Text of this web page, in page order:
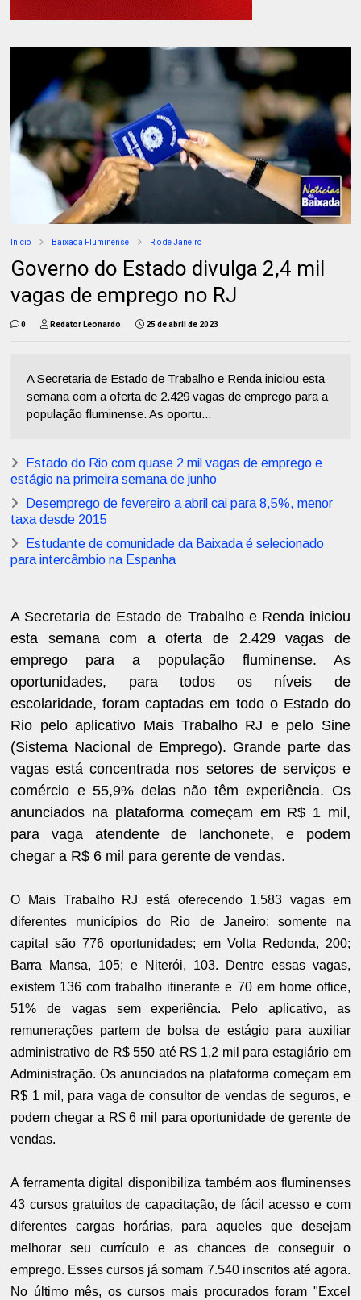
Início Baixada Fluminense Rio de Janeiro
Governo do Estado divulga 2,4 mil
vagas de emprego no RJ
0 Redator Leonardo 25 de abril de 2023
A Secretaria de Estado de Trabalho e Renda iniciou esta
semana com a oferta de 2.429 vagas de emprego para a
população fluminense. As oportu...
Estado do Rio com quase 2 mil vagas de emprego e
estágio na primeira semana de junho
Desemprego de fevereiro a abril cai para 8,5%, menor
taxa desde 2015
Estudante de comunidade da Baixada é selecionado
para intercâmbio na Espanha
A Secretaria de Estado de Trabalho e Renda iniciou
esta semana com a oferta de 2.429 vagas de
emprego para a população fluminense. As
oportunidades, para todos os níveis de
escolaridade, foram captadas em todo o Estado do
Rio pelo aplicativo Mais Trabalho RJ e pelo Sine
(Sistema Nacional de Emprego). Grande parte das
vagas está concentrada nos setores de serviços e
comércio e 55,9% delas não têm experiência. Os
anunciados na plataforma começam em R$ 1 mil,
para vaga atendente de lanchonete, e podem
chegar a R$ 6 mil para gerente de vendas.
O Mais Trabalho RJ está oferecendo 1.583 vagas em
diferentes municípios do Rio de Janeiro: somente na
capital são 776 oportunidades; em Volta Redonda, 200;
Barra Mansa, 105; e Niterói, 103. Dentre essas vagas,
existem 136 com trabalho itinerante e 70 em home office,
51% de vagas sem experiência. Pelo aplicativo, as
remunerações partem de bolsa de estágio para auxiliar
administrativo de R$ 550 até R$ 1,2 mil para estagiário em
Administração. Os anunciados na plataforma começam em
R$ 1 mil, para vaga de consultor de vendas de seguros, e
podem chegar a R$ 6 mil para oportunidade de gerente de
vendas.
A ferramenta digital disponibiliza também aos fluminenses
43 cursos gratuitos de capacitação, de fácil acesso e com
diferentes cargas horárias, para aqueles que desejam
melhorar seu currículo e as chances de conseguir o
emprego. Esses cursos já somam 7.540 inscritos até agora.
No último mês, os cursos mais procurados foram "Excel